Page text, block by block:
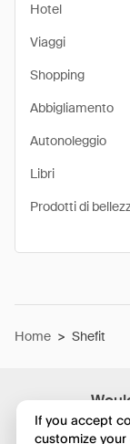
Hotel
Viaggi
Shopping
Abbigliamento
Autonoleggio
Libri
Prodotti di
Home > Shefit
If you accept
customize